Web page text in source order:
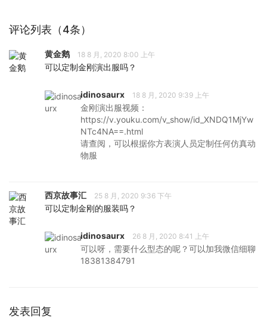
评论列表（4条）
黄金鹅 18 8 月, 2020 8:00 上午
可以定制金刚演出服吗？
idinosaurx 18 8 月, 2020 9:39 上午
金刚演出服视频：
https://v.youku.com/v_show/id_XNDQ1MjYw
NTc4NA==.html
请查阅，可以根据你方表演人员定制任何仿真动
物服
西京故事汇 25 8 月, 2020 9:36 下午
可以定制金刚的服装吗？
idinosaurx 26 8 月, 2020 8:41 上午
可以呀，需要什么型态的呢？可以加我微信细聊
18381384791
发表回复